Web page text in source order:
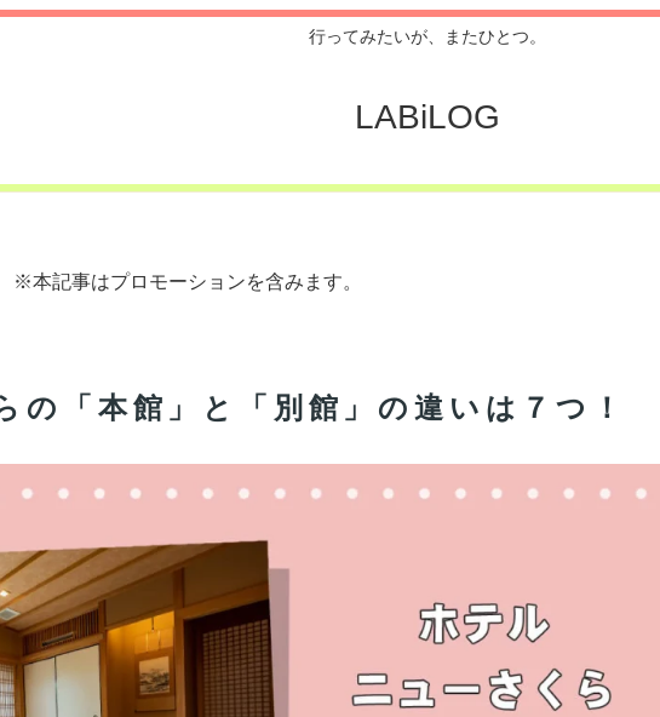
行ってみたいが、またひとつ。
LABiLOG
※本記事はプロモーションを含みます。
の「本館」と「別館」の違いは７つ！